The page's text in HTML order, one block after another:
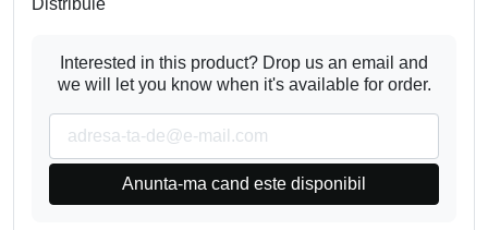
Interested in this product? Drop us an email and
we will let you know when it's available for order.
Anunta-ma cand este disponibil